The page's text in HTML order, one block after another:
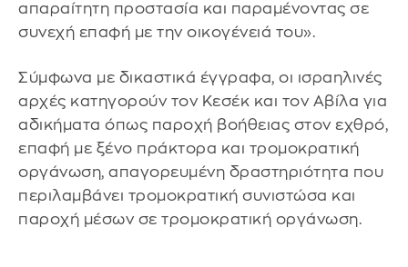
απαραίτητη προστασία και παραμένοντας σε
συνεχή επαφή με την οικογένειά του».
Σύμφωνα με δικαστικά έγγραφα, οι ισραηλινές
αρχές κατηγορούν τον Κεσέκ και τον Αβίλα για
αδικήματα όπως παροχή βοήθειας στον εχθρό,
επαφή με ξένο πράκτορα και τρομοκρατική
οργάνωση, απαγορευμένη δραστηριότητα που
περιλαμβάνει τρομοκρατική συνιστώσα και
παροχή μέσων σε τρομοκρατική οργάνωση.